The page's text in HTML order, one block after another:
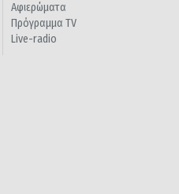
Αφιερώματα
Πρόγραμμα TV
Live-radio